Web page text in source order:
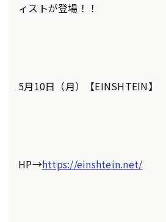
ィストが登場！！
5月10日（月）【EINSHTEIN】
HP→https://einshtein.net/